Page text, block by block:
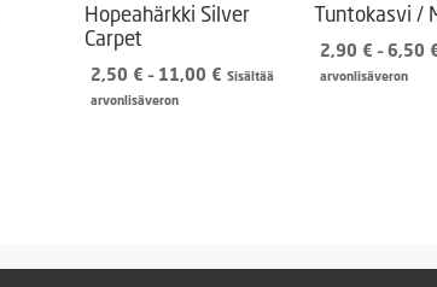
Hopeahärkki Silver
Carpet
2,50 € – 11,00 € Hintaluokka:
Sisältää
arvonlisäveron
Tuntokasvi /
2,90 € – 6,50
arvonlisäveron